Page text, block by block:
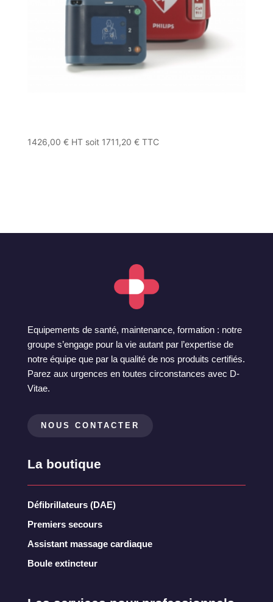
1426,00 € HT soit 1711,20 €TTC
Equipements de santé, maintenance, formation : notre
groupe s’engage pour la vie autant par l’expertise de
notre équipe que par la qualité de nos produits certifiés.
Parez aux urgences en toutes circonstances avec D-
Vitae.
NOUS CONTACTER
La boutique
Défibrillateurs (DAE)
Premiers secours
Assistant massage cardiaque
Boule extincteur